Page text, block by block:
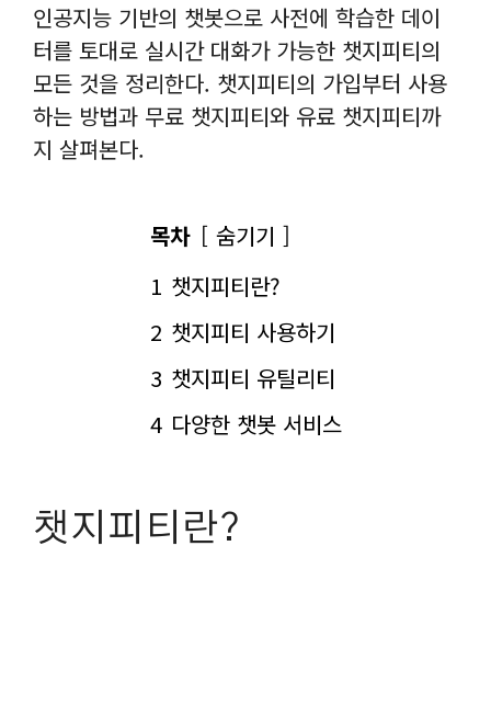
인공지능 기반의 챗봇으로 사전에 학습한 데이
터를 토대로 실시간 대화가 가능한 챗지피티의
모든 것을 정리한다. 챗지피티의 가입부터 사용
하는 방법과 무료 챗지피티와 유료 챗지피티까
지 살펴본다.
목차
숨기기
1 챗지피티란?
2 챗지피티 사용하기
3 챗지피티 유틸리티
4 다양한 챗봇 서비스
챗지피티란?